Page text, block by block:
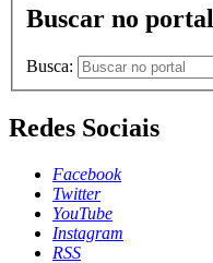
Buscar no portal
Busca:
Redes Sociais
Facebook
Twitter
YouTube
Instagram
RSS